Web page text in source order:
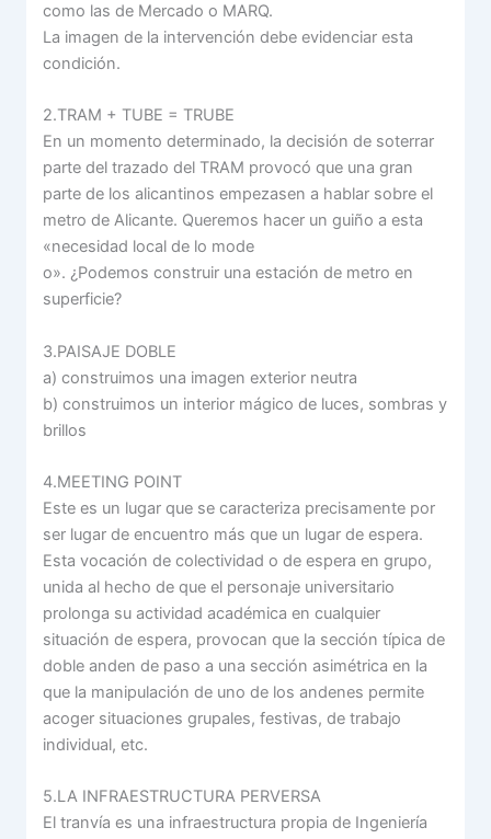
como las de Mercado o MARQ.
La imagen de la intervención debe evidenciar esta
condición.
2.TRAM + TUBE = TRUBE
En un momento determinado, la decisión de soterrar
parte del trazado del TRAM provocó que una gran
parte de los alicantinos empezasen a hablar sobre el
metro de Alicante. Queremos hacer un guiño a esta
«necesidad local de lo mode
o». ¿Podemos construir una estación de metro en
superficie?
3.PAISAJE DOBLE
a) construimos una imagen exterior neutra
b) construimos un interior mágico de luces, sombras y
brillos
4.MEETING POINT
Este es un lugar que se caracteriza precisamente por
ser lugar de encuentro más que un lugar de espera.
Esta vocación de colectividad o de espera en grupo,
unida al hecho de que el personaje universitario
prolonga su actividad académica en cualquier
situación de espera, provocan que la sección típica de
doble anden de paso a una sección asimétrica en la
que la manipulación de uno de los andenes permite
acoger situaciones grupales, festivas, de trabajo
individual, etc.
5.LA INFRAESTRUCTURA PERVERSA
El tranvía es una infraestructura propia de Ingeniería